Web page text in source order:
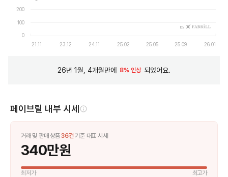
0
100
200
21.11 23.12 24.11 25.02 25.05 25.09 26.01
by
26년 1월, 4개월만에 8% 인상 되었어요.
페이브릴 내부 시세
거래 및 판매 상품36건 기준 대표 시세
340만원
최저가 최고가